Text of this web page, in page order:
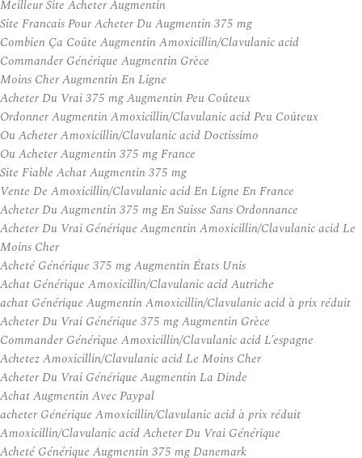
Meilleur Site Acheter Augmentin
Site Francais Pour Acheter Du Augmentin 375 mg
Combien Ça Coûte Augmentin Amoxicillin/Clavulanic acid
Commander Générique Augmentin Grèce
Moins Cher Augmentin En Ligne
Acheter Du Vrai 375 mg Augmentin Peu Coûteux
Ordonner Augmentin Amoxicillin/Clavulanic acid Peu Coûteux
Ou Acheter Amoxicillin/Clavulanic acid Doctissimo
Ou Acheter Augmentin 375 mg France
Site Fiable Achat Augmentin 375 mg
Vente De Amoxicillin/Clavulanic acid En Ligne En France
Acheter Du Augmentin 375 mg En Suisse Sans Ordonnance
Acheter Du Vrai Générique Augmentin Amoxicillin/Clavulanic acid Le
Moins Cher
Acheté Générique 375 mg Augmentin États Unis
Achat Générique Amoxicillin/Clavulanic acid Autriche
achat Générique Augmentin Amoxicillin/Clavulanic acid à prix réduit
Acheter Du Vrai Générique 375 mg Augmentin Grèce
Commander Générique Amoxicillin/Clavulanic acid L’espagne
Achetez Amoxicillin/Clavulanic acid Le Moins Cher
Acheter Du Vrai Générique Augmentin La Dinde
Achat Augmentin Avec Paypal
acheter Générique Amoxicillin/Clavulanic acid à prix réduit
Amoxicillin/Clavulanic acid Acheter Du Vrai Générique
Acheté Générique Augmentin 375 mg Danemark